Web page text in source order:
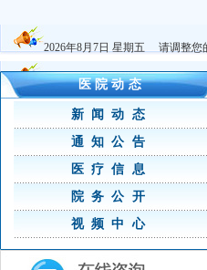
2026年8月7日 星期五 请调整
医院动态
新闻动态
通知公告
医疗信息
院务公开
视频中心